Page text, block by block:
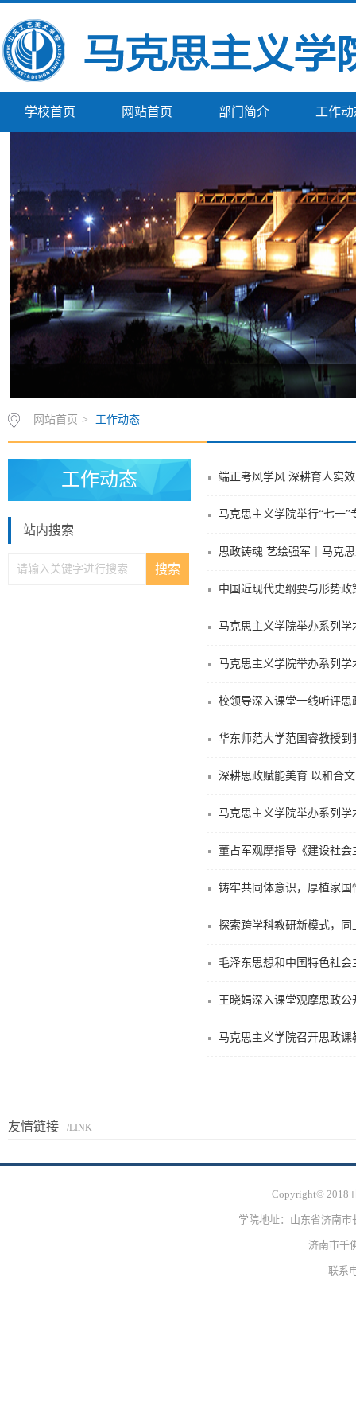
学校首页 网站首页 部门简介 工作
网站首页 > 工作动态
工作动态
站内搜索
端正考风学风 深耕育人实
马克思主义学院举行“七一”
思政铸魂 艺绘强军｜马克
中国近现代史纲要与形势
马克思主义学院举办系列学
马克思主义学院举办系列学
校领导深入课堂一线听评思
华东师范大学范国睿教授
马克思主义学院举办系列学
董占军观摩指导《建设社
铸牢共同体意识，厚植家
探索跨学科教研新模式，同
毛泽东思想和中国特色社
王晓娟深入课堂观摩思政公
马克思主义学院召开思政课
友情链接 /LINK
Copyright© 2018
学院地址：山东省济南
济南市千
联系